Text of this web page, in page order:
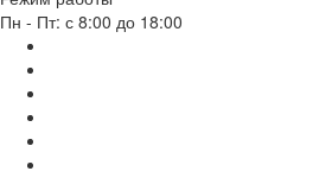
Пн - Пт: с 8:00 до 18:00